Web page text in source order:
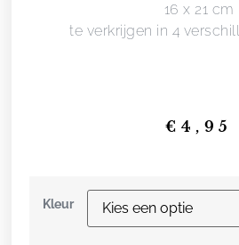
16 x 21 cm
te verkrijgen in 4
€ 4,95
Kleur